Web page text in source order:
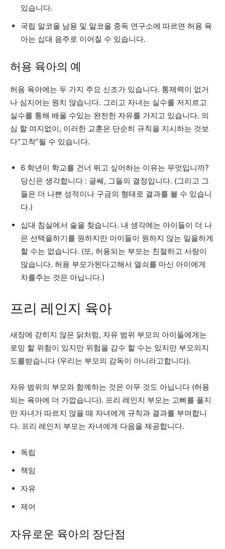
있습니다.
국립 알코올 남용 및 알코올 중독 연구소에 따르면 허용 육
아는 십대 음주로 이어질 수 있습니다.
허용 육아의 예
허용 육아에는 두 가지 주요 신조가 있습니다. 통제력이 없거
나 심지어는 원치 않습니다. 그리고 자녀는 실수를 저지르고
실수를 통해 배울 수있는 완전한 자유를 가지고 있습니다. 의
심 할 여지없이, 이러한 교훈은 단순히 규칙을 지시하는 것보
다“고착”될 수 있습니다.
6 학년이 학교를 건너 뛰고 싶어하는 이유는 무엇입니까?
당신은 생각합니다 : 글쎄, 그들의 결정입니다. (그리고 그
들은 더 나쁜 성적이나 구금의 형태로 결과를 볼 수 있습니
다.)
십대 침실에서 술을 찾습니다. 내 생각에는 아이들이 더 나
은 선택을하기를 원하지만 아이들이 원하지 않는 일을하게
할 수는 없습니다. (또, 허용되는 부모는 친절하고 사랑이
많습니다. 허용 부모가된다고해서 열쇠를 마신 아이에게
차를주는 것은 아닙니다.)
프리 레인지 육아
새장에 갇히지 않은 닭처럼, 자유 범위 부모의 아이들에게는
로밍 할 위험이 있지만 위험을 감수 할 수는 있지만 부모의지
도를받습니다 (우리는 부모의 감독이 아니라고합니다).
자유 범위의 부모와 함께하는 것은 아무 것도 아닙니다 (허용
되는 육아에 더 가깝습니다). 프리 레인지 부모는 고삐를 풀지
만 자녀가 따르지 않을 때 자녀에게 규칙과 결과를 부여합니
다. 프리 레인지 부모는 자녀에게 다음을 제공합니다.
독립
책임
자유
제어
자유로운 육아의 장단점